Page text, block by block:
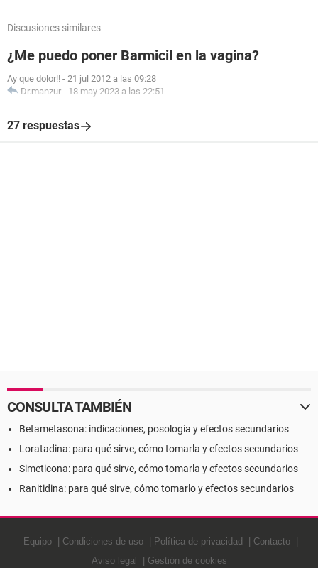
Discusiones similares
¿Me puedo poner Barmicil en la vagina?
Ay que dolor!! - 21 jul 2012 a las 09:28
Dr.manzur - 18 may 2023 a las 22:51
27 respuestas
CONSULTA TAMBIÉN
Betametasona: indicaciones, posología y efectos secundarios
Loratadina: para qué sirve, cómo tomarla y efectos secundarios
Simeticona: para qué sirve, cómo tomarla y efectos secundarios
Ranitidina: para qué sirve, cómo tomarlo y efectos secundarios
Equipo Condiciones de uso Política de privacidad
Contacto
Aviso legal
Gestión de cookies